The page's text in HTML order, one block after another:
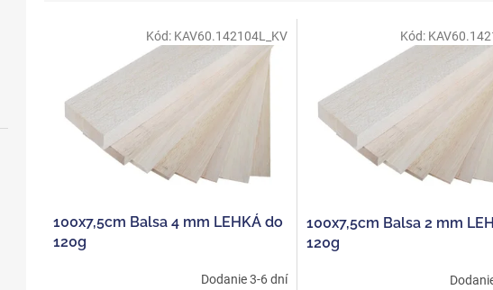
o100x7,5cm Balsa 4 mm LEHKÁ do
120g
Dodanie 3-6 dní
Kód: KAV60.142104L_KV
100x7,5cm Balsa 2 mm
120g
Kód: